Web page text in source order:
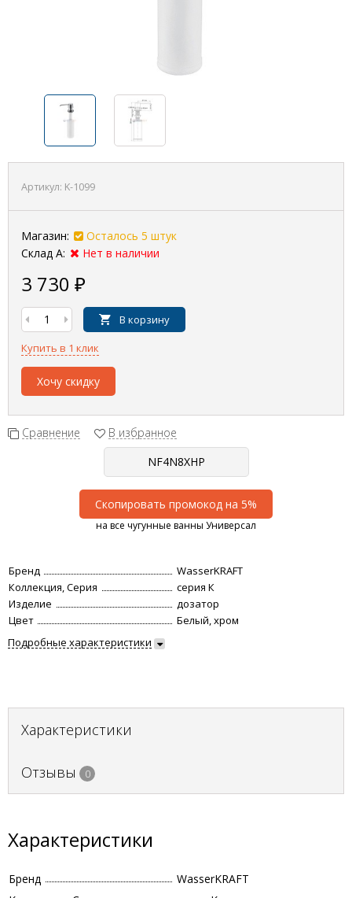
Артикул: K-1099
Магазин:
Осталось 5 штук
Склад А:
Нет в наличии
3 730 ₽
В корзину
Купить в 1 клик
Хочу скидку
Сравнение В избранное
Скопировать промокод на 5%
на все чугунные ванны Универсал
Бренд
WasserKRAFT
Коллекция, Серия
серия К
Изделие
дозатор
Цвет
Белый, хром
Подробные характеристики
Характеристики
Отзывы 0
Характеристики
Бренд
WasserKRAFT